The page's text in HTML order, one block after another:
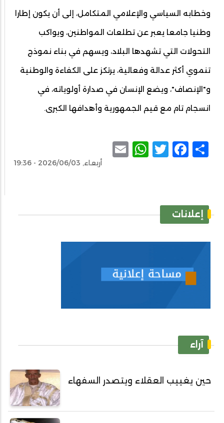
وخطابه السياسي والإعلامي المتكامل، إلى أن يكون إطارا
وطنيا جامعا يعبر عن تطلعات المواطنين، ويواكب
التحولات التي تشهدها البلاد، ويسهم في بناء نموذج
تنموي أكثر عدالة وفعالية، يرتكز على الكفاءة والوطنية
و"الإنصاف"، ويضع الإنسان في صدارة أولوياته، في
انسجام تام مع قيم الجمهورية وأهدافها الكبرى.
Share
Facebook
Twitter
WhatsApp
أربعاء, 2026/06/03 - 19:36
إعلانات
آراء
حين يغييب العقلاء ويتصدر السفهاء